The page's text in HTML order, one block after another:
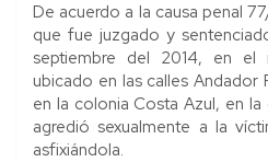
De acuerdo a la causa penal
que fue juzgado y
septiembre del 2014, en el
ubicado en las calles Andador
en la colonia Costa Azul, en
agredió sexualmente a la
asfixiándola.